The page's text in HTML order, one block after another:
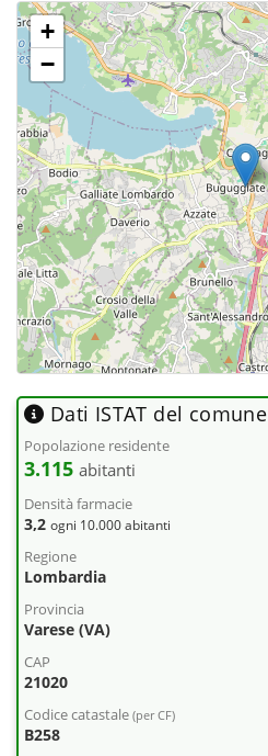
+
−
Dati ISTAT del comune
Popolazione residente
3.115 abitanti
Densità farmacie
3,2 ogni 10.000 abitanti
Regione
Lombardia
Provincia
Varese (VA)
CAP
21020
Codice catastale (per CF)
B258